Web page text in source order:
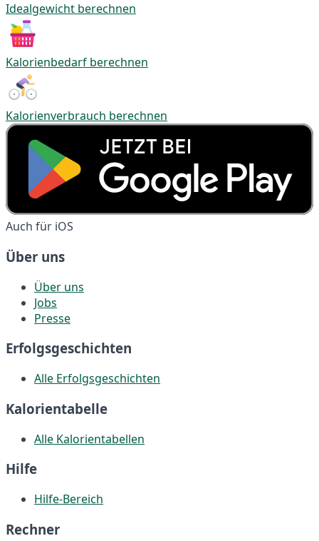
Idealgewicht berechnen
Kalorienbedarf berechnen
Kalorienverbrauch berechnen
Auch für iOS
Über uns
Über uns
Jobs
Presse
Erfolgsgeschichten
Alle Erfolgsgeschichten
Kalorientabelle
Alle Kalorientabellen
Hilfe
Hilfe-Bereich
Rechner